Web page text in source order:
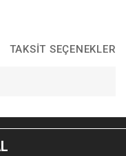
TAKSIT SEÇENEKLERI
ve diğer
öneri formunu